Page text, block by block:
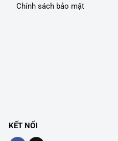
Chính sách bảo mật
KẾT NỐI